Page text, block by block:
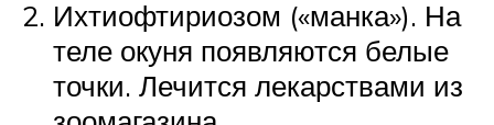
Ихтиофтириозом («манка»). На
теле окуня появляются белые
точки. Лечится лекарствами из